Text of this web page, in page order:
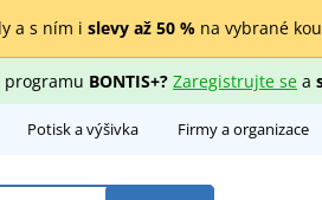
a s ním i slevy až 50 %na vybrané
programu BONTIS+? Zaregistrujte sea
Potisk a výšivka Firmy a organizace